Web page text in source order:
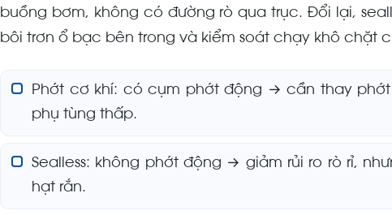
buồng bơm, không có đường rò qua trục. Đổi lại,
bôi trơn ổ bạc bên trong và kiểm soát chạy khô chặt
Phớt cơ khí: có cụm phớt động → cần thay
phụ tùng thấp.
Sealless: không phớt động → giảm rủi ro rò rỉ,
hạt rắn.